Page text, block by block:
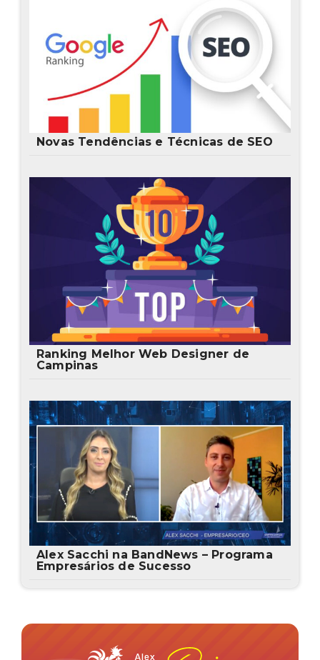
Novas Tendências e Técnicas de SEO
Ranking Melhor Web Designer de
Campinas
Alex Sacchi na BandNews – Programa
Empresários de Sucesso